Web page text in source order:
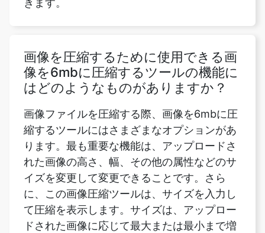
画像を圧縮するために使用できる画
画像ファイルを圧縮する際、画像を6mbに圧
縮するツールにはさまざまなオプションがあ
ります。最も重要な機能は、アップロードさ
れた画像の高さ、幅、その他の属性などのサ
イズを変更して変更できることです。さら
に、この画像圧縮ツールは、サイズを入力し
て圧縮を表示します。サイズは、アップロー
ドされた画像に応じて最大または最小まで増
減できます。この機能で正確に回転調整でき
るように、ストリクトモードとオリエンテー
ションモードも用意されています。画像圧縮